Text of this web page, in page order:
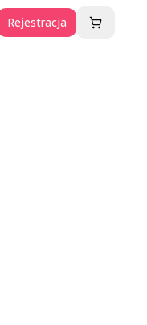
Rejestracja